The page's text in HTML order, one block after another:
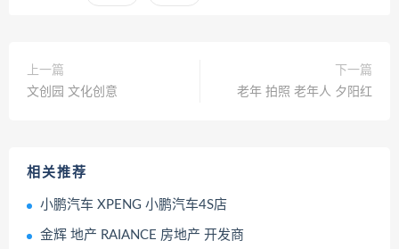
上一篇
文创园 文化创意
下一篇
老年 拍照 老年人 夕阳红
相关推荐
小鹏汽车 XPENG 小鹏汽车4S店
金辉 地产 RAIANCE 房地产 开发商